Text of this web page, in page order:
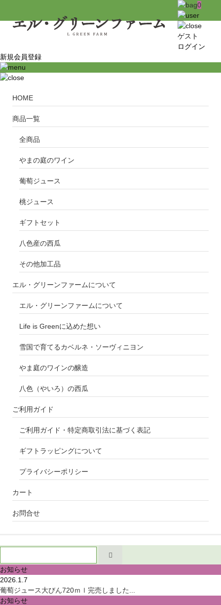
0
ゲスト
ログイン
新規会員登録
HOME
商品一覧
全商品
やまの庭のワイン
葡萄ジュース
桃ジュース
ギフトセット
八色産の西瓜
その他加工品
エル・グリーンファームについて
エル・グリーンファームについて
Life is Greenに込めた想い
雪国で育てるカベルネ・ソーヴィニヨン
やま庭のワインの醸造
八色（やいろ）の西瓜
ご利用ガイド
ご利用ガイド・特定商取引法に基づく表記
ギフトラッピングについて
プライバシーポリシー
カート
お問合せ
お知らせ
2026.1.7
葡萄ジュース大びん720ｍｌ完売しました...
お知らせ